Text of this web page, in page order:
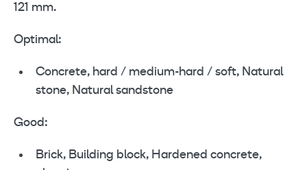
121 mm.
Optimal:
Concrete, hard / medium-hard / soft, Natural
stone, Natural sandstone
Good:
Brick, Building block, Hardened concrete,